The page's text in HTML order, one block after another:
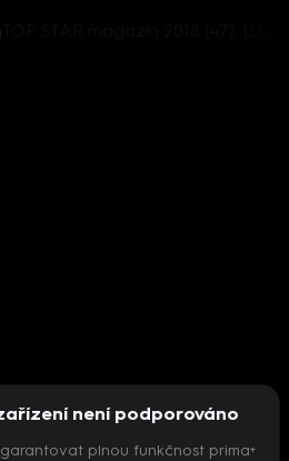
není podporováno
plnou funkčnost prima+